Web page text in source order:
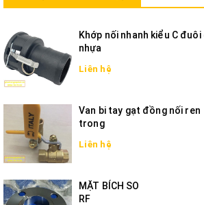
Khớp nối nhanh kiểu C
nhựa
Liên hệ
Van bi tay gạt đồng nối ren
trong
Liên hệ
MẶT BÍCH SO
RF